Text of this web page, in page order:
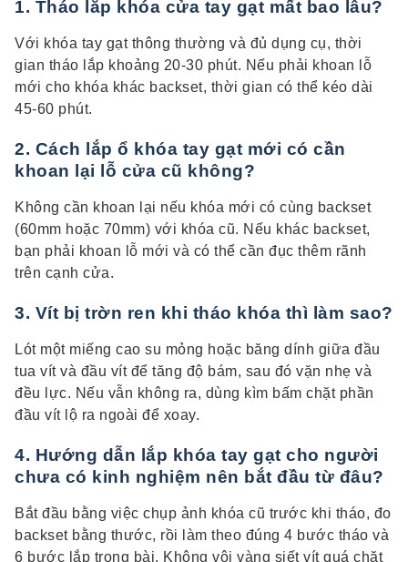
1. Tháo lắp khóa cửa tay gạt mất bao lâu?
Với khóa tay gạt thông thường và đủ dụng cụ, thời
gian tháo lắp khoảng 20-30 phút. Nếu phải khoan lỗ
mới cho khóa khác backset, thời gian có thể kéo dài
45-60 phút.
2. Cách lắp ổ khóa tay gạt mới có cần
khoan lại lỗ cửa cũ không?
Không cần khoan lại nếu khóa mới có cùng backset
(60mm hoặc 70mm) với khóa cũ. Nếu khác backset,
bạn phải khoan lỗ mới và có thể cần đục thêm rãnh
trên cạnh cửa.
3. Vít bị trờn ren khi tháo khóa thì làm sao?
Lót một miếng cao su mỏng hoặc băng dính giữa đầu
tua vít và đầu vít để tăng độ bám, sau đó vặn nhẹ và
đều lực. Nếu vẫn không ra, dùng kìm bấm chặt phần
đầu vít lộ ra ngoài để xoay.
4. Hướng dẫn lắp khóa tay gạt cho người
chưa có kinh nghiệm nên bắt đầu từ đâu?
Bắt đầu bằng việc chụp ảnh khóa cũ trước khi tháo, đo
backset bằng thước, rồi làm theo đúng 4 bước tháo và
6 bước lắp trong bài. Không vội vàng siết vít quá chặt